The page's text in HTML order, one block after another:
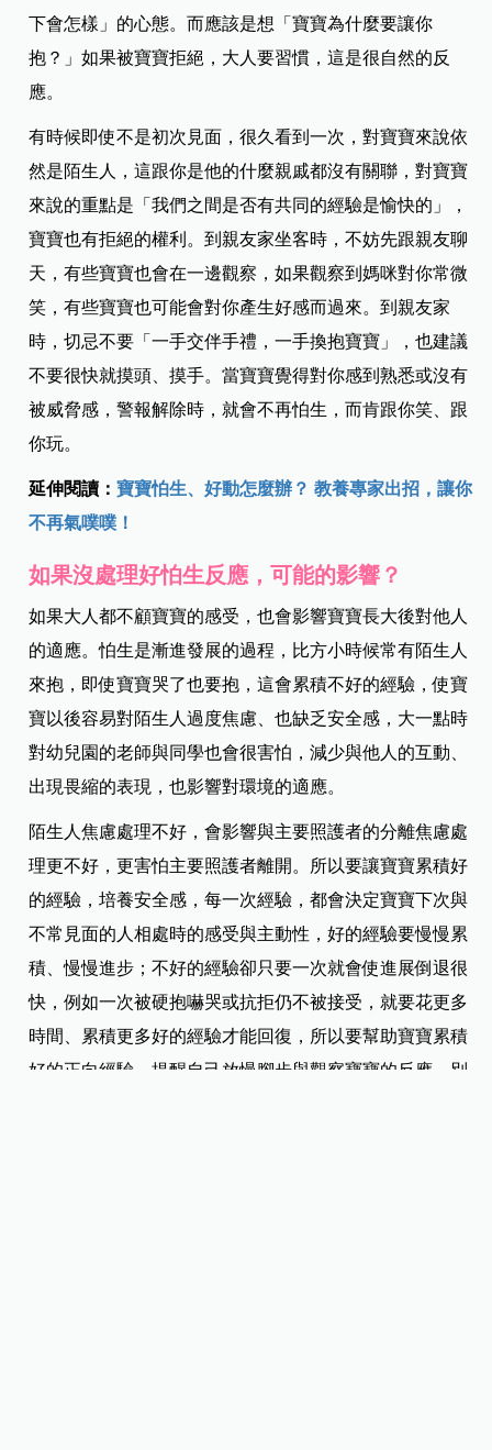
下會怎樣」的心態。而應該是想「寶寶為什麼要讓你
抱？」如果被寶寶拒絕，大人要習慣，這是很自然的反
應。
有時候即使不是初次見面，很久看到一次，對寶寶來說依
然是陌生人，這跟你是他的什麼親戚都沒有關聯，對寶寶
來說的重點是「我們之間是否有共同的經驗是愉快的」，
寶寶也有拒絕的權利。到親友家坐客時，不妨先跟親友聊
天，有些寶寶也會在一邊觀察，如果觀察到媽咪對你常微
笑，有些寶寶也可能會對你產生好感而過來。到親友家
時，切忌不要「一手交伴手禮，一手換抱寶寶」，也建議
不要很快就摸頭、摸手。當寶寶覺得對你感到熟悉或沒有
被威脅感，警報解除時，就會不再怕生，而肯跟你笑、跟
你玩。
延伸閱讀：寶寶怕生、好動怎麼辦？ 教養專家出招，讓你
不再氣噗噗！
如果沒處理好怕生反應，可能的影響？
如果大人都不顧寶寶的感受，也會影響寶寶長大後對他人
的適應。怕生是漸進發展的過程，比方小時候常有陌生人
來抱，即使寶寶哭了也要抱，這會累積不好的經驗，使寶
寶以後容易對陌生人過度焦慮、也缺乏安全感，大一點時
對幼兒園的老師與同學也會很害怕，減少與他人的互動、
出現畏縮的表現，也影響對環境的適應。
陌生人焦慮處理不好，會影響與主要照護者的分離焦慮處
理更不好，更害怕主要照護者離開。所以要讓寶寶累積好
的經驗，培養安全感，每一次經驗，都會決定寶寶下次與
不常見面的人相處時的感受與主動性，好的經驗要慢慢累
積、慢慢進步；不好的經驗卻只要一次就會使進展倒退很
快，例如一次被硬抱嚇哭或抗拒仍不被接受，就要花更多
時間、累積更多好的經驗才能回復，所以要幫助寶寶累積
好的正向經驗、提醒自己放慢腳步與觀察寶寶的反應，別